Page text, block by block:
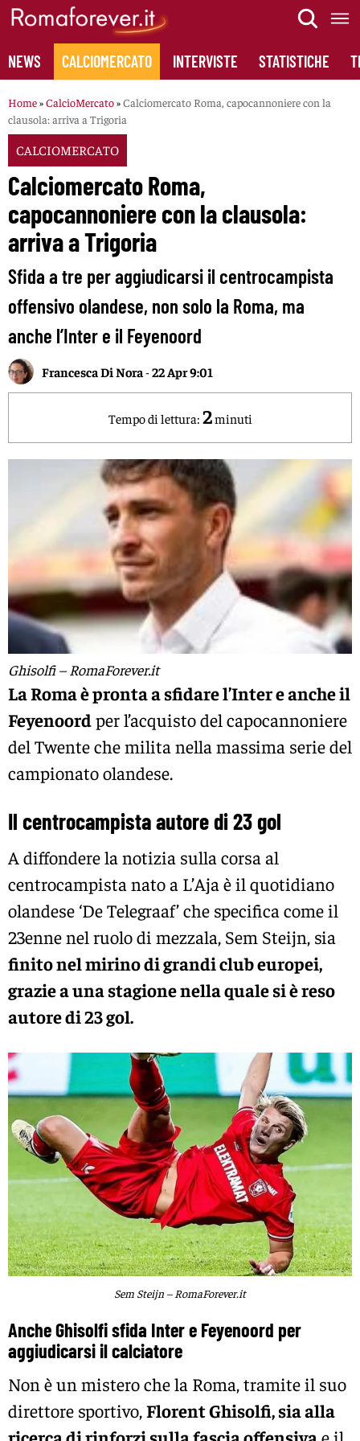
Skip
content
NEWS CALCIOMERCATO INTERVISTE STATISTICHE
Home»CalcioMercato»Calciomercato Roma, capocannoniere con la
clausola: arriva a Trigoria
CALCIOMERCATO
Calciomercato Roma,
capocannoniere con la clausola:
arriva a Trigoria
Sfida a tre per aggiudicarsi il centrocampista
offensivo olandese, non solo la Roma, ma
anche l’Inter e il Feyenoord
Francesca Di Nora -22 Apr 9:01
Tempo di lettura: 2minuti
Ghisolfi – RomaForever.it
La Roma è pronta a sfidare l’Inter e anche il
Feyenoordper l’acquisto del capocannoniere
del Twente che milita nella massima serie del
campionato olandese.
Il centrocampista autore di 23 gol
A diffondere la notizia sulla corsa al
centrocampista nato a L’Aja è il quotidiano
olandese ‘De Telegraaf’ che specifica come il
23enne nel ruolo di mezzala, Sem Steijn, sia
finito nel mirino di grandi club europei,
grazie a una stagione nella quale si è reso
autore di 23 gol.
Sem Steijn – RomaForever.it
Anche Ghisolfi sfida Inter e Feyenoord per
aggiudicarsi il calciatore
Non è un mistero che la Roma, tramite il suo
direttore sportivo,Florent Ghisolfi, sia alla